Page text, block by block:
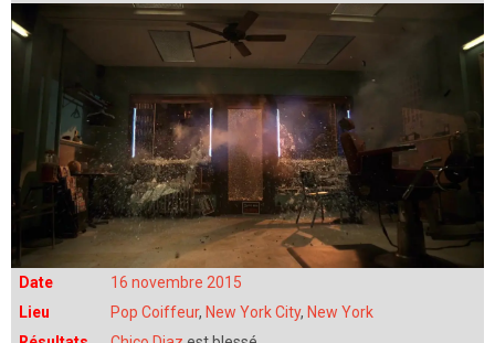
Date
16 novembre 2015
Lieu
Pop Coiffeur, New York City, New York